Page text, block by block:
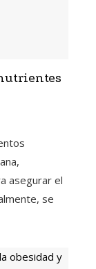
asegurar el
se